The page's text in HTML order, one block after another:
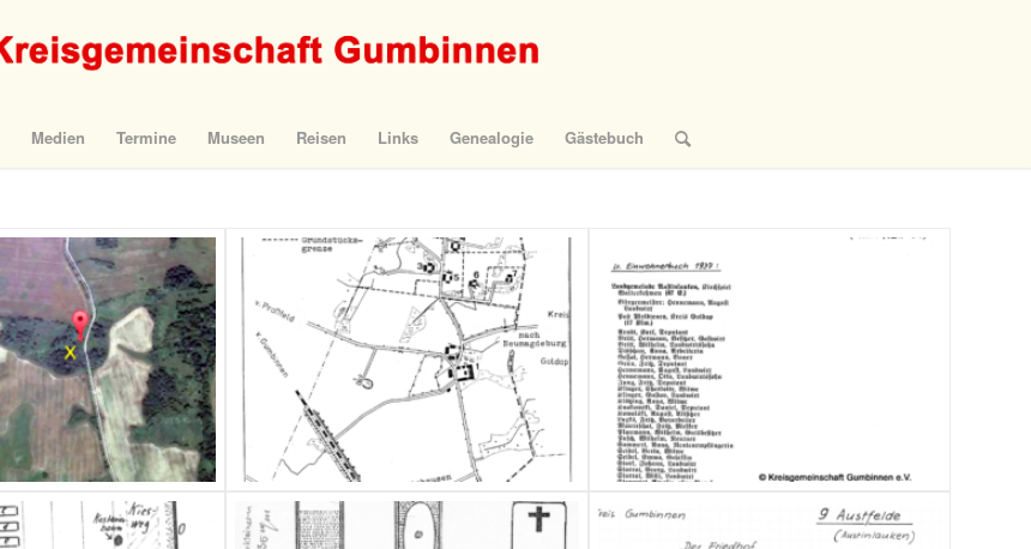
Medien Termine Museen Reisen Links Genealogie Gästebuch